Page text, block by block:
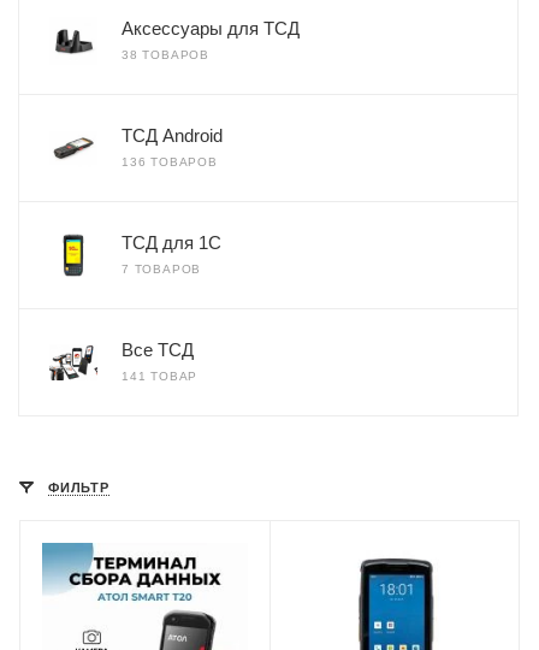
Аксессуары для ТСД
38 ТОВАРОВ
ТСД Android
136 ТОВАРОВ
ТСД для 1С
7 ТОВАРОВ
Все ТСД
141 ТОВАР
ФИЛЬТР